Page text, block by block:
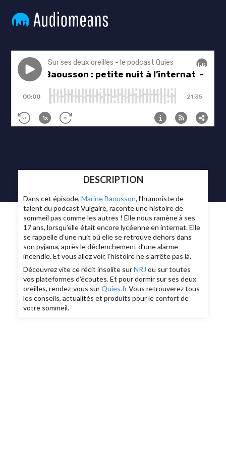
DESCRIPTION
Dans cet épisode,Marine Baousson, l’humoriste de
talent du podcast Vulgaire, raconte une histoire de
sommeil pas comme les autres ! Elle nous ramène à ses
17 ans, lorsqu’elle était encore lycéenne en internat. Elle
se rappelle d’une nuit où elle se retrouve dehors dans
son pyjama, après le déclenchement d’une alarme
incendie. Et vous allez voir, l’histoire ne s’arrête pas là.
Découvrez vite ce récit insolite surNRJ ou sur toutes
vos plateformes d’écoutes. Et pour dormir sur ses deux
oreilles, rendez-vous surQuies.frVous retrouverez tous
les conseils, actualités et produits pour le confort de
votre sommeil.